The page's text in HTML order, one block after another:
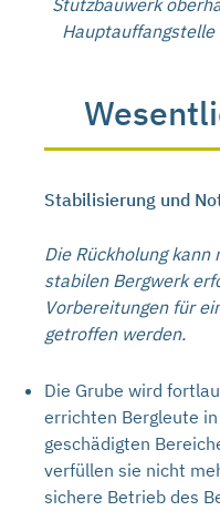
Stützbauwerk
Stabilisierung und
Die Rückholung
stabilen Bergwerk
Vorbereitungen für
getroffen werden.
Die Grube wird
errichten Bergleute
geschädigten
verfüllen sie nicht
sichere Betrieb des